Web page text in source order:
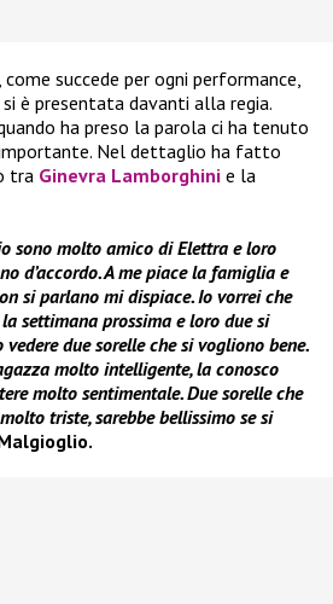
succede per ogni performance,
si è presentata davanti alla regia.
ha preso la parola ci ha tenuto
Nel dettaglio ha fatto
tra Ginevra Lamborghini e la
sono molto amico di Elettra e loro
d’accordo. A me piace la famiglia e
si parlano mi dispiace. Io vorrei che
settimana prossima e loro due si
due sorelle che si vogliono bene.
molto intelligente, la conosco
molto sentimentale. Due sorelle che
triste, sarebbe bellissimo se si